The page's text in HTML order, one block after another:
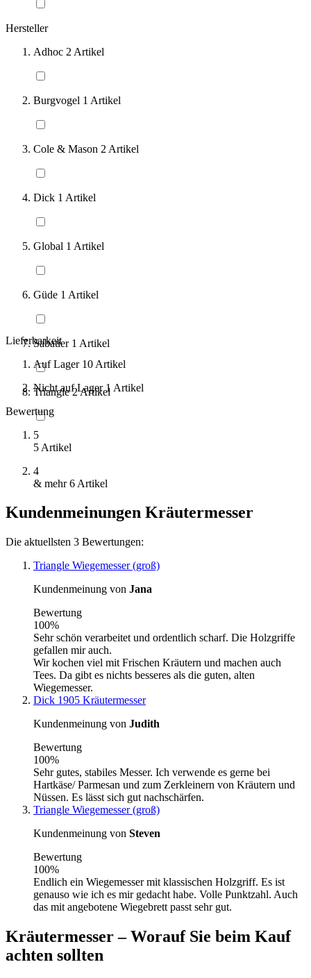
Hersteller
Adhoc 2 Artikel
Burgvogel 1 Artikel
Cole & Mason 2 Artikel
Dick 1 Artikel
Global 1 Artikel
Güde 1 Artikel
Sabatier 1 Artikel
Triangle 2Artikel
Lieferbarkeit
Auf Lager 10 Artikel
Nicht auf Lager 1 Artikel
Bewertung
5
5 Artikel
4
& mehr 6 Artikel
Kundenmeinungen Kräutermesser
Die aktuellsten 3 Bewertungen:
Triangle Wiegemesser (groß)
Kundenmeinung von Jana
Bewertung
100%
Sehr schön verarbeitet und ordentlich scharf. Die Holzgriffe
gefallen mir auch.
Wir kochen viel mit Frischen Kräutern und machen auch
Tees. Da gibt es nichts besseres als die guten, alten
Wiegemesser.
Dick 1905 Kräutermesser
Kundenmeinung von Judith
Bewertung
100%
Sehr gutes, stabiles Messer. Ich verwende es gerne bei
Hartkäse/ Parmesan und zum Zerkleinern von Kräutern und
Nüssen. Es lässt sich gut nachschärfen.
Triangle Wiegemesser (groß)
Kundenmeinung von Steven
Bewertung
100%
Endlich ein Wiegemesser mit klassischen Holzgriff. Es ist
genauso wie ich es mir gedacht habe. Volle Punktzahl. Auch
das mit angebotene Wiegebrett passt sehr gut.
Kräutermesser – Worauf Sie beim Kauf
achten sollten